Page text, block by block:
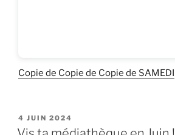
Copie de Copie de Copie de SAMEDI
PUBLIÉ
LE
4 JUIN 2024